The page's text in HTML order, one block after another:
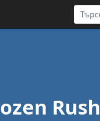
Rush